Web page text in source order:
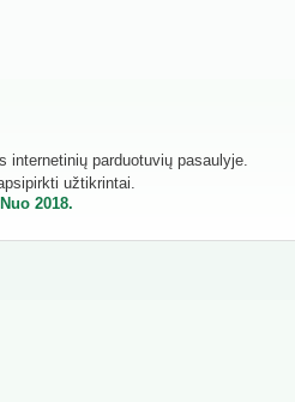
internetinių parduotuvių pasaulyje.
užtikrintai.
2018.